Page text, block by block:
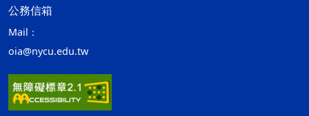
公務信箱
Mail：
oia@nycu.edu.tw